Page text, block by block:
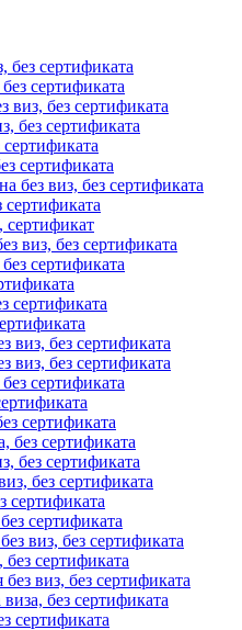
без сертификата
сертификата
виз, без сертификата
без сертификата
сертификата
сертификата
без виз, без сертификата
сертификата
сертификат
виз, без сертификата
сертификата
сертификата
виз, без сертификата
виз, без сертификата
сертификата
сертификата
без сертификата
без сертификата
без сертификата
сертификата
сертификата
без виз, без сертификата
без сертификата
без виз, без сертификата
виза, без сертификата
сертификата